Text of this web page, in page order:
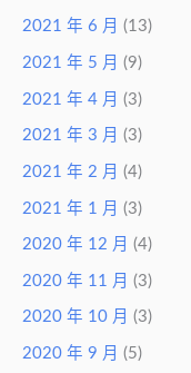
2021 年 6 月 (13)
2021 年 5 月 (9)
2021 年 4 月 (3)
2021 年 3 月 (3)
2021 年 2 月 (4)
2021 年 1 月 (3)
2020 年 12 月 (4)
2020 年 11 月 (3)
2020 年 10 月 (3)
2020 年 9 月 (5)